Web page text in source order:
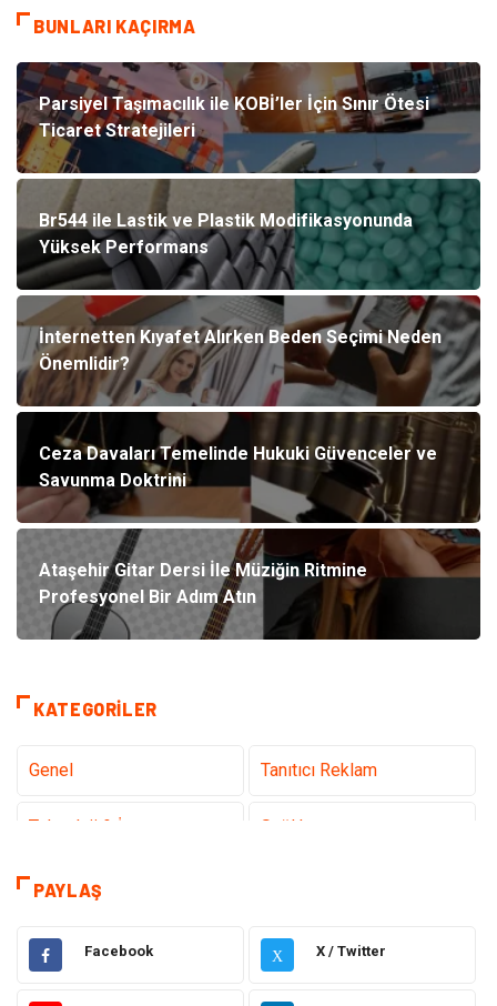
BUNLARI KAÇIRMA
Parsiyel Taşımacılık ile KOBİ’ler İçin Sınır Ötesi
Ticaret Stratejileri
Br544 ile Lastik ve Plastik Modifikasyonunda
Yüksek Performans
İnternetten Kıyafet Alırken Beden Seçimi Neden
Önemlidir?
Ceza Davaları Temelinde Hukuki Güvenceler ve
Savunma Doktrini
Ataşehir Gitar Dersi İle Müziğin Ritmine
Profesyonel Bir Adım Atın
KATEGORILER
Genel Tanıtıcı Reklam
Teknoloji & İnternet Sağlık
Hizmet
Hukuk Elektrik Elektronik
Güzellik & Bakım Moda
PAYLAŞ
Facebook X X / Twitter